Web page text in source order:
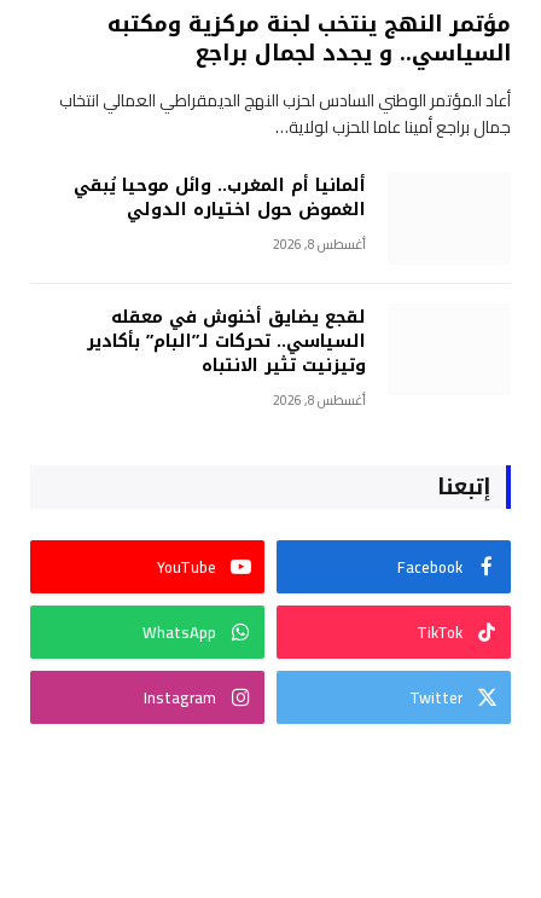
مؤتمر النهج ينتخب لجنة مركزية ومكتبه
السياسي.. و يجدد لجمال براجع
أعاد المؤتمر الوطني السادس لحزب النهج الديمقراطي العمالي انتخاب
جمال براجع أمينا عاما للحزب لولاية…
ألمانيا أم المغرب.. وائل موحيا يُبقي
الغموض حول اختياره الدولي
أغسطس 8, 2026
لقجع يضايق أخنوش في معقله
السياسي.. تحركات لـ”البام” بأكادير
وتيزنيت تثير الانتباه
أغسطس 8, 2026
إتبعنا
Facebook
YouTube
TikTok
WhatsApp
Twitter
Instagram